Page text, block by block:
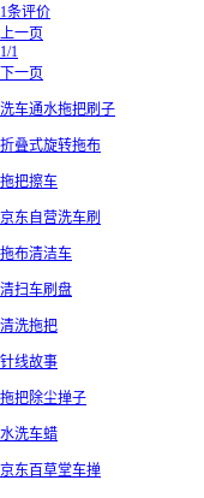
1条评价
上一页
1/1
下一页
洗车通水拖把刷子
折叠式旋转拖布
拖把擦车
京东自营洗车刷
拖布清洁车
清扫车刷盘
清洗拖把
针线故事
拖把除尘掸子
水洗车蜡
京东百草堂车掸